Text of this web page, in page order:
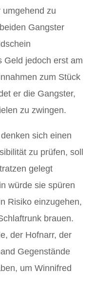
zu
Gangster
Geld jedoch erst am
zum Stück
er die Gangster,
zu zwingen.
sich einen
zu prüfen, soll
gelegt
würde sie spüren
Risiko einzugehen,
brauen.
der Hofnarr, der
Gegenstände
um Winnifred